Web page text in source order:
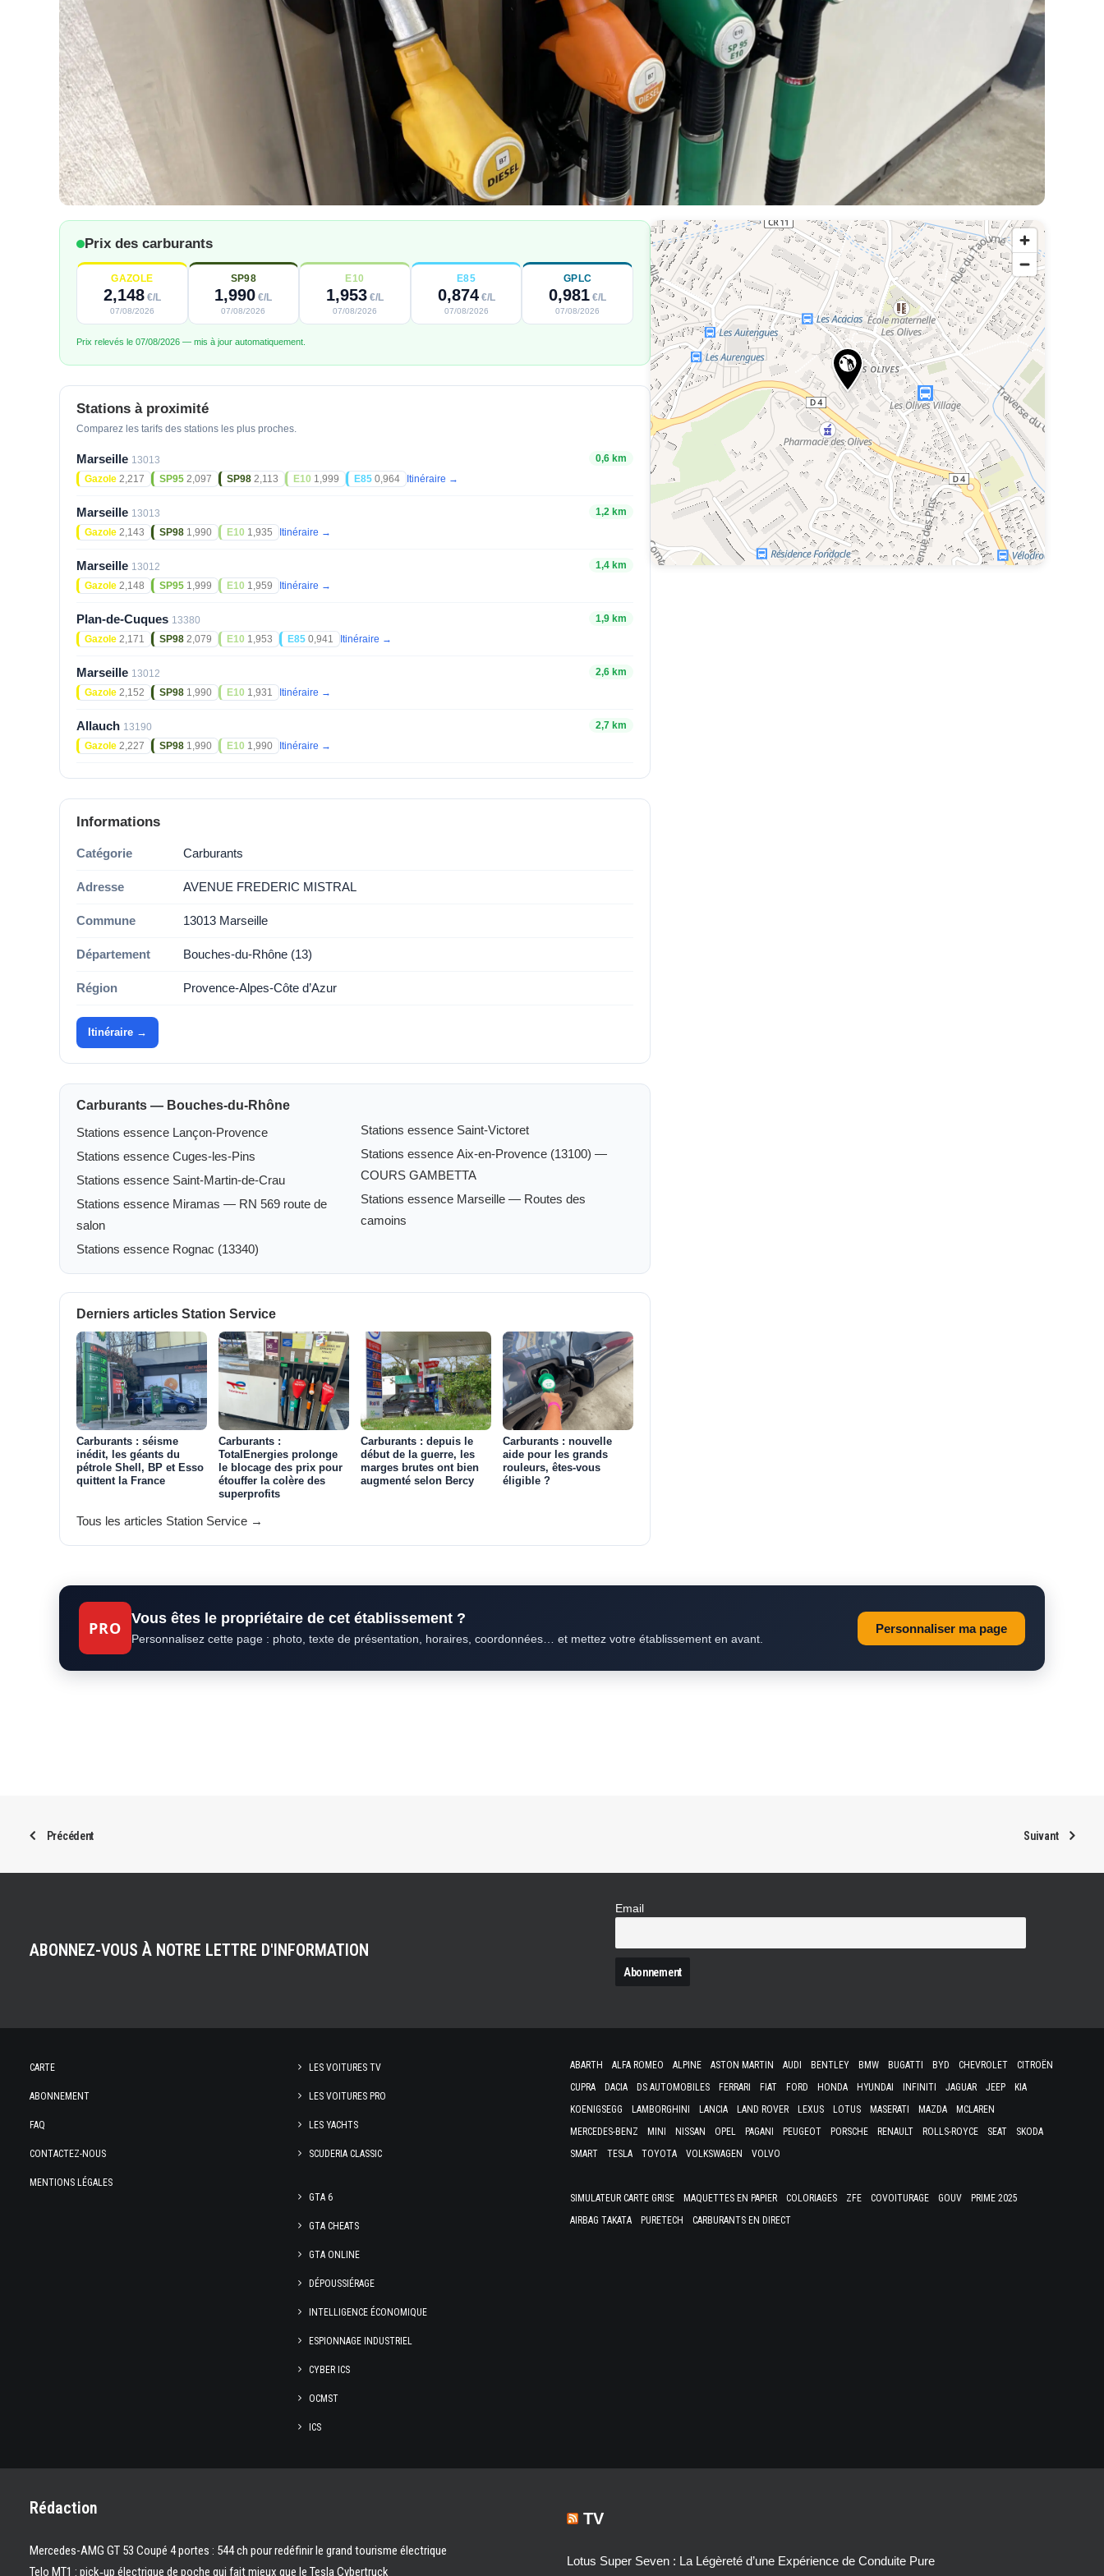
Prix des carburants
GAZOLE
2,148€/L
07/08/2026
SP98
1,990 €/L
07/08/2026
E10
1,953€/L
07/08/2026
E85
0,874€/L
07/08/2026
GPLC
0,981 €/L
07/08/2026
Prix relevés le 07/08/2026 — mis à jour automatiquement.
Stations à proximité
Comparez les tarifs des stations les plus proches.
Marseille 13013
0,6 km
Gazole 2,217 SP95 2,097 SP98 2,113 E10 1,999 E85 0,964 Itinéraire →
Marseille 13013
1,2 km
Gazole 2,143 SP98 1,990 E10 1,935 Itinéraire →
Marseille 13012
1,4 km
Gazole 2,148 SP95 1,999 E10 1,959 Itinéraire →
Plan-de-Cuques 13380
1,9 km
Gazole 2,171 SP98 2,079 E10 1,953 E85 0,941 Itinéraire →
Marseille 13012
2,6 km
Gazole 2,152 SP98 1,990 E10 1,931 Itinéraire →
Allauch 13190
2,7 km
Gazole 2,227 SP98 1,990 E10 1,990 Itinéraire →
Informations
Catégorie Carburants
Adresse AVENUE FREDERIC MISTRAL
Commune 13013 Marseille
Département Bouches-du-Rhône (13)
Région Provence-Alpes-Côte d’Azur
Itinéraire →
Carburants — Bouches-du-Rhône
Stations essence Lançon-Provence
Stations essence Cuges-les-Pins
Stations essence Saint-Martin-de-Crau
Stations essence Miramas — RN 569 route de
salon
Stations essence Rognac (13340)
Stations essence Saint-Victoret
Stations essence Aix-en-Provence (13100) —
COURS GAMBETTA
Stations essence Marseille — Routes des
camoins
Derniers articles Station Service
Carburants : séisme
inédit, les géants du
pétrole Shell, BP et Esso
quittent la France
Carburants :
TotalEnergies prolonge
le blocage des prix pour
étouffer la colère des
superprofits
Carburants : depuis le
début de la guerre, les
marges brutes ont bien
augmenté selon Bercy
Carburants : nouvelle
aide pour les grands
rouleurs, êtes-vous
éligible ?
Tous les articles Station Service →
PRO
Vous êtes le propriétaire de cet établissement ?
Personnalisez cette page : photo, texte de présentation, horaires, coordonnées… et mettez votre établissement en avant.
Personnaliser ma page
Précédent Suivant
ABONNEZ-VOUS À NOTRE LETTRE D'INFORMATION
Email
CARTE
ABONNEMENT
FAQ
CONTACTEZ-NOUS
MENTIONS LÉGALES
LES VOITURES TV
LES VOITURES PRO
LES YACHTS
SCUDERIA CLASSIC
GTA 6
GTA CHEATS
GTA ONLINE
DÉPOUSSIÉRAGE
INTELLIGENCE ÉCONOMIQUE
ESPIONNAGE INDUSTRIEL
CYBER ICS
OCMST
ICS
ABARTH ALFA ROMEO ALPINE ASTON MARTIN AUDI BENTLEY BMW BUGATTI BYD CHEVROLET
CITROËN
CUPRA
DACIA DS AUTOMOBILES FERRARI FIAT FORD HONDA HYUNDAI INFINITI JAGUAR JEEP
KIA
KOENIGSEGG
LAMBORGHINI LANCIA LAND ROVER LEXUS LOTUS MASERATI MAZDA
MCLAREN
MERCEDES-BENZ
MINI NISSAN OPEL PAGANI PEUGEOT PORSCHE RENAULT ROLLS-ROYCE SEAT
SKODA
SMART
TESLA TOYOTA VOLKSWAGEN VOLVO
SIMULATEUR CARTE GRISE MAQUETTES EN PAPIER COLORIAGES ZFE COVOITURAGE GOUV
PRIME 2025
AIRBAG TAKATA
PURETECH CARBURANTS EN DIRECT
Rédaction
Mercedes-AMG GT 53 Coupé 4 portes : 544 ch pour redéfinir le grand tourisme électrique
Telo MT1 : pick‑up électrique de poche qui fait mieux que le Tesla Cybertruck
TV
Lotus Super Seven : La Légèreté d’une Expérience de Conduite Pure